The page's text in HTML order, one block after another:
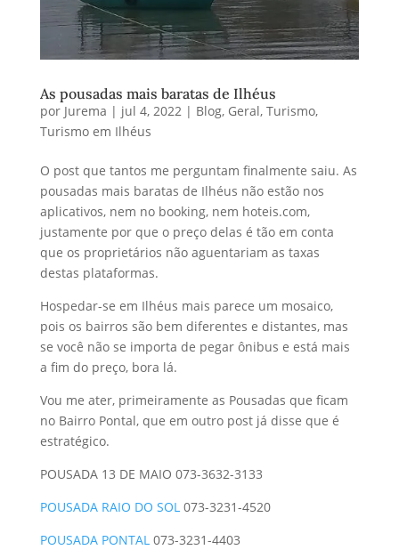
As pousadas mais baratas de Ilhéus
por Jurema | jul 4, 2022| Blog, Geral, Turismo,
Turismo em Ilhéus
O post que tantos me perguntam finalmente saiu. As
pousadas mais baratas de Ilhéus não estão nos
aplicativos, nem no booking, nem hoteis.com,
justamente por que o preço delas é tão em conta
que os proprietários não aguentariam as taxas
destas plataformas.
Hospedar-se em Ilhéus mais parece um mosaico,
pois os bairros são bem diferentes e distantes, mas
se você não se importa de pegar ônibus e está mais
a fim do preço, bora lá.
Vou me ater, primeiramente as Pousadas que ficam
no Bairro Pontal, que em outro post já disse que é
estratégico.
POUSADA 13 DE MAIO 073-3632-3133
POUSADA RAIO DO SOL073-3231-4520
POUSADA PONTAL 073-3231-4403